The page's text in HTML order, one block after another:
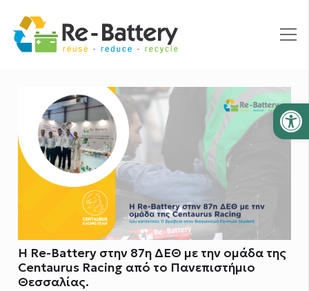
Η Re-Battery στην 87η ΔΕΘ με την ομάδα της
Centaurus Racing από το Πανεπιστήμιο
Θεσσαλίας.